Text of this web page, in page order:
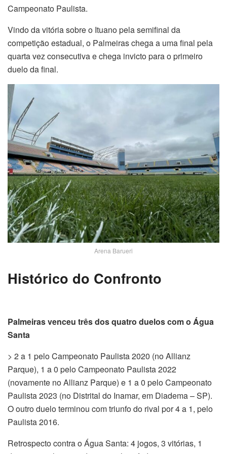
Campeonato Paulista.
Vindo da vitória sobre o Ituano pela semifinal da
competição estadual, o Palmeiras chega a uma final pela
quarta vez consecutiva e chega invicto para o primeiro
duelo da final.
Arena Barueri
Histórico do Confronto
Palmeiras venceu três dos quatro duelos com o Água
Santa
> 2 a 1 pelo Campeonato Paulista 2020 (no Allianz
Parque), 1 a 0 pelo Campeonato Paulista 2022
(novamente no Allianz Parque) e 1 a 0 pelo Campeonato
Paulista 2023 (no Distrital do Inamar, em Diadema – SP).
O outro duelo terminou com triunfo do rival por 4 a 1, pelo
Paulista 2016.
Retrospecto contra o Água Santa: 4 jogos, 3 vitórias, 1